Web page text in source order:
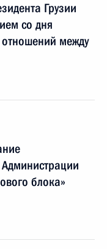
Грузии
со дня
отношений между
Администрации
блока»